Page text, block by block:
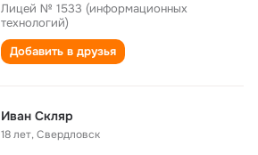
Лицей № 1533 (информационных
технологий)
Добавить в друзья
Иван Скляр
18 лет,Свердловск